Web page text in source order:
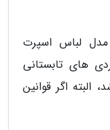
مدل لباس اسپرت
های تابستانی
البته اگر قوانین